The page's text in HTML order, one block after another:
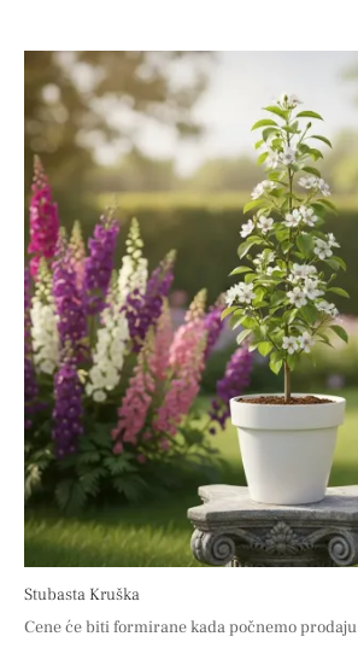
Stubasta Kruška
Cene će biti formirane kada počnemo prodaju